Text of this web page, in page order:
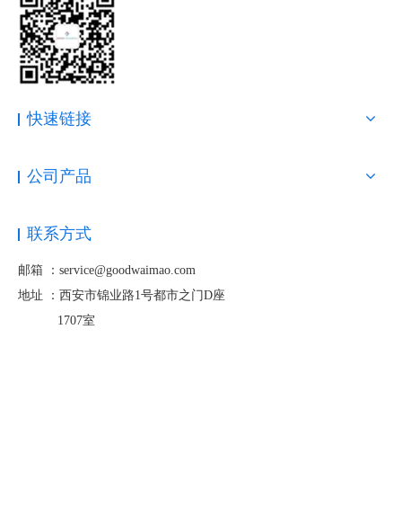
快速链接
公司产品
联系方式
邮箱 ：service@goodwaimao.com
地址 ： 西安市锦业路1号都市之门D座
1707室